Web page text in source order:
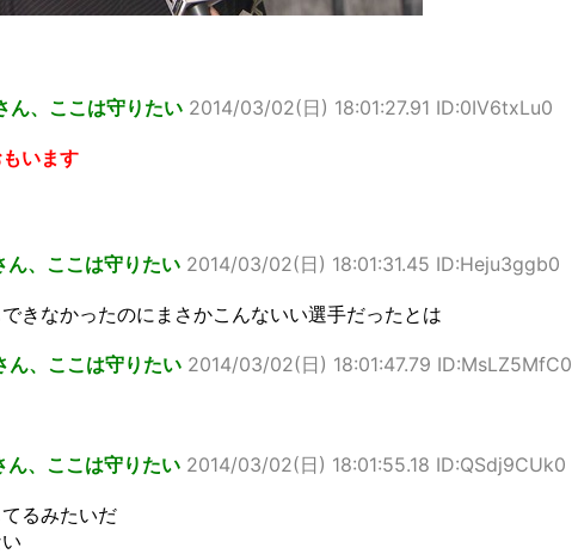
ん、ここは守りたい 2014/03/02(日) 18:01:27.91 ID:0IV6txLu0
います
ん、ここは守りたい 2014/03/02(日) 18:01:31.45 ID:Heju3ggb0
きなかったのにまさかこんないい選手だったとは
ん、ここは守りたい 2014/03/02(日) 18:01:47.79 ID:MsLZ5MfC0
ん、ここは守りたい 2014/03/02(日) 18:01:55.18 ID:QSdj9CUk0
るみたいだ